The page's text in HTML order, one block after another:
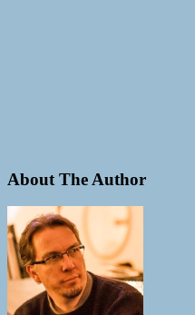
About The Author